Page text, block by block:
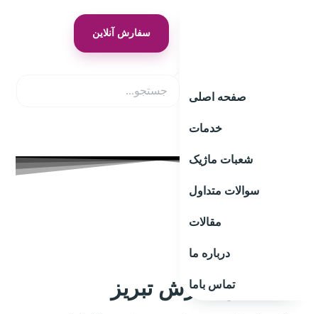
صفحه اصلی
خدمات
شعبات ماژیک
سوالات متداول
مقالات
درباره ما
تماس باما
سفارش آنلاین
شستشوی فرش تبریز